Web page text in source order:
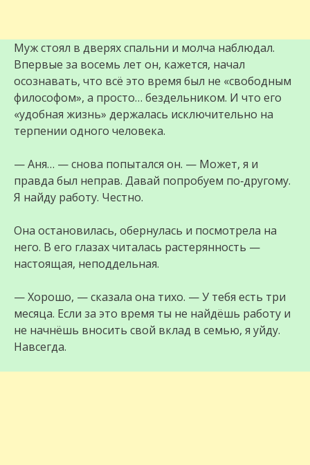
Муж стоял в дверях спальни и молча наблюдал.
Впервые за восемь лет он, кажется, начал
осознавать, что всё это время был не «свободным
философом», а просто… бездельником. И что его
«удобная жизнь» держалась исключительно на
терпении одного человека.
— Аня… — снова попытался он. — Может, я и
правда был неправ. Давай попробуем по‑другому.
Я найду работу. Честно.
Она остановилась, обернулась и посмотрела на
него. В его глазах читалась растерянность —
настоящая, неподдельная.
— Хорошо, — сказала она тихо. — У тебя есть три
месяца. Если за это время ты не найдёшь работу и
не начнёшь вносить свой вклад в семью, я уйду.
Навсегда.